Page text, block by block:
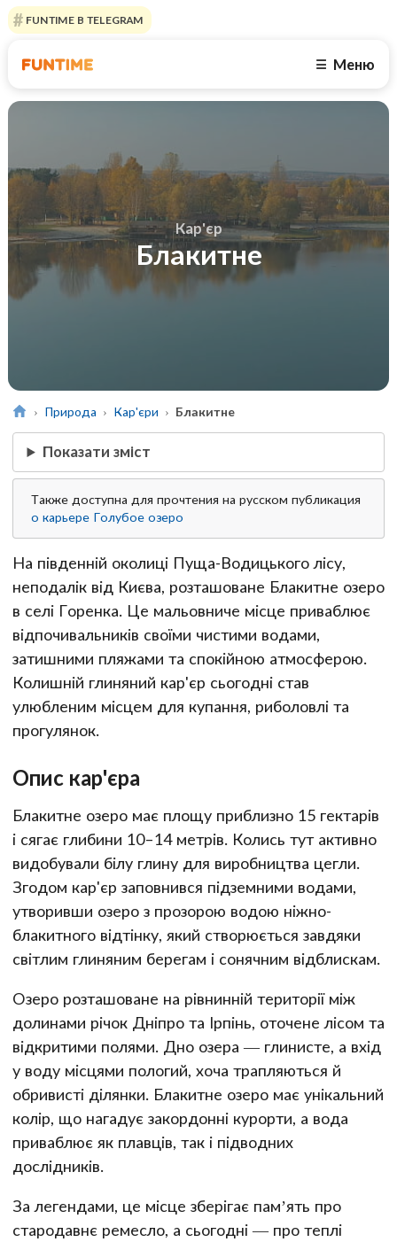
FUNTIME В TELEGRAM
☰ Меню
Кар'єр
Блакитне
Природа Кар'єри Блакитне
Показати зміст
Также доступна для прочтения на русском публикация
о карьере Голубое озеро
На південній околиці Пуща-Водицького лісу,
неподалік від Києва, розташоване Блакитне озеро
в селі Горенка. Це мальовниче місце приваблює
відпочивальників своїми чистими водами,
затишними пляжами та спокійною атмосферою.
Колишній глиняний кар'єр сьогодні став
улюбленим місцем для купання, риболовлі та
прогулянок.
Опис кар'єра
Блакитне озеро має площу приблизно 15 гектарів
і сягає глибини 10–14 метрів. Колись тут активно
видобували білу глину для виробництва цегли.
Згодом кар'єр заповнився підземними водами,
утворивши озеро з прозорою водою ніжно-
блакитного відтінку, який створюється завдяки
світлим глиняним берегам і сонячним відблискам.
Озеро розташоване на рівнинній території між
долинами річок Дніпро та Ірпінь, оточене лісом та
відкритими полями. Дно озера — глинисте, а вхід
у воду місцями пологий, хоча трапляються й
обривисті ділянки. Блакитне озеро має унікальний
колір, що нагадує закордонні курорти, а вода
приваблює як плавців, так і підводних
дослідників.
За легендами, це місце зберігає пам’ять про
стародавнє ремесло, а сьогодні — про теплі